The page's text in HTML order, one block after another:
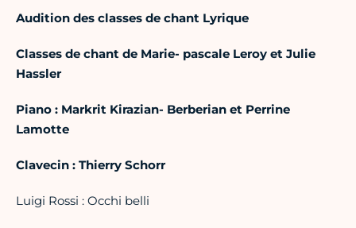
Audition des classes de chant Lyrique
Classes de chant de Marie- pascale Leroy et Julie
Hassler
Piano : Markrit Kirazian- Berberian et Perrine
Lamotte
Clavecin : Thierry Schorr
Luigi Rossi : Occhi belli